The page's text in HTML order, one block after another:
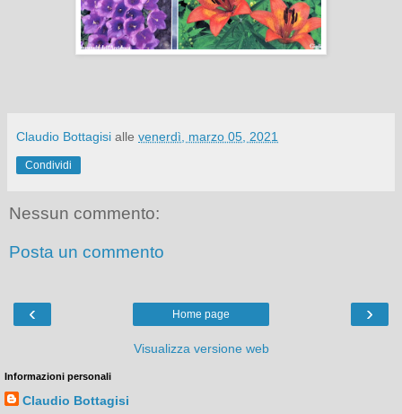
Claudio Bottagisi alle venerdì, marzo 05, 2021
Condividi
Nessun commento:
Posta un commento
‹ ›
Home page
Visualizza versione web
Informazioni personali
Claudio Bottagisi